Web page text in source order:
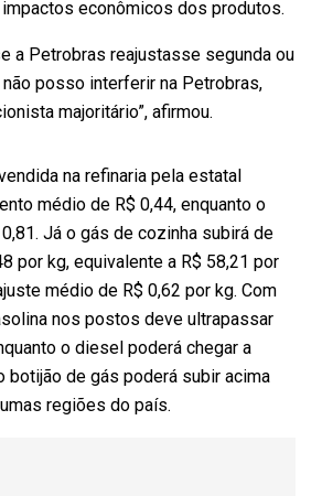
econômicos dos produtos.
a Petrobras reajustasse segunda ou
posso interferir na Petrobras,
majoritário”, afirmou.
na refinaria pela estatal
médio de R$ 0,44, enquanto o
Já o gás de cozinha subirá de
por kg, equivalente a R$ 58,21 por
médio de R$ 0,62 por kg. Com
nos postos deve ultrapassar
o diesel poderá chegar a
botijão de gás poderá subir acima
regiões do país.